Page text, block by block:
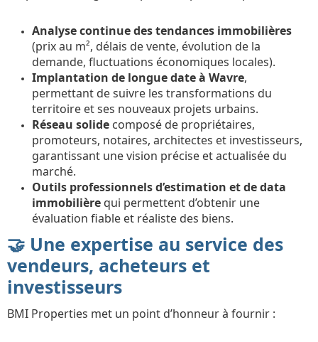
Analyse continue des tendances immobilières
(prix au m², délais de vente, évolution de la
demande, fluctuations économiques locales).
Implantation de longue date à Wavre,
permettant de suivre les transformations du
territoire et ses nouveaux projets urbains.
Réseau solide composé de propriétaires,
promoteurs, notaires, architectes et investisseurs,
garantissant une vision précise et actualisée du
marché.
Outils professionnels d’estimation et de data
immobilière qui permettent d’obtenir une
évaluation fiable et réaliste des biens.
🤝 Une expertise au service des
vendeurs, acheteurs et
investisseurs
BMI Properties met un point d’honneur à fournir :